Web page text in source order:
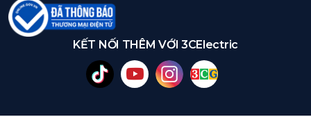
KẾT NỐI THÊM VỚI 3CElectric